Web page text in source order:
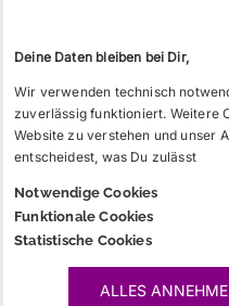
Comment
(frz. „wie“)
bestimmte Formen
Brauchtums und
Es gibt den
Biercomment als
Couleurcomment,
Deine Daten bleiben bei Dir,
Wir verwenden technisch
zuverlässig funktioniert. Weitere
Website zu verstehen und unser
entscheidest, was Du zulässt
Notwendige Cookies
Funktionale Cookies
Statistische Cookies
ALLES